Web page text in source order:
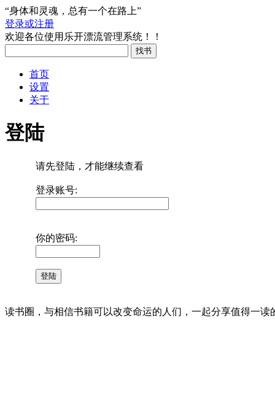
“身体和灵魂，总有一个在路上”
登录或注册
欢迎各位使用乐开漂流管理系统！！
首页
设置
关于
登陆
请先登陆，才能继续查看
登录账号:
你的密码:
读书圈，与相信书籍可以改变命运的人们，一起分享值得一读